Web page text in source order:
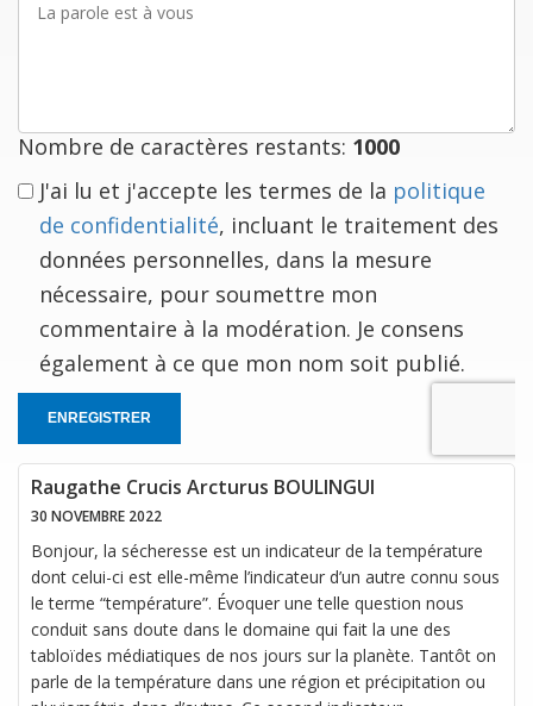
parole
Nombre de caractères restants: 1000
J'ai lu et j'accepte les termes de la politique
de confidentialité, incluant le traitement des
données personnelles, dans la mesure
nécessaire, pour soumettre mon
commentaire à la modération. Je consens
également à ce que mon nom soit publié.
ENREGISTRER
Raugathe Crucis Arcturus BOULINGUI
30 NOVEMBRE 2022
Bonjour, la sécheresse est un indicateur de la température
dont celui-ci est elle-même l’indicateur d’un autre connu sous
le terme “température”. Évoquer une telle question nous
conduit sans doute dans le domaine qui fait la une des
tabloïdes médiatiques de nos jours sur la planète. Tantôt on
parle de la température dans une région et précipitation ou